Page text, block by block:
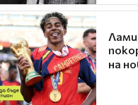
на